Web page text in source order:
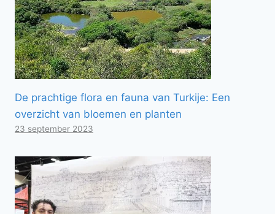
De prachtige flora en fauna van Turkije: Een
overzicht van bloemen en planten
23 september 2023